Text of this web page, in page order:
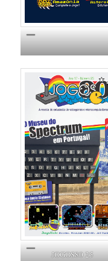
JOGOS80 25